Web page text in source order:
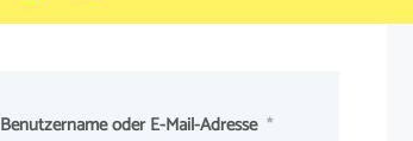
Benutzername oder E-Mail-Adresse *